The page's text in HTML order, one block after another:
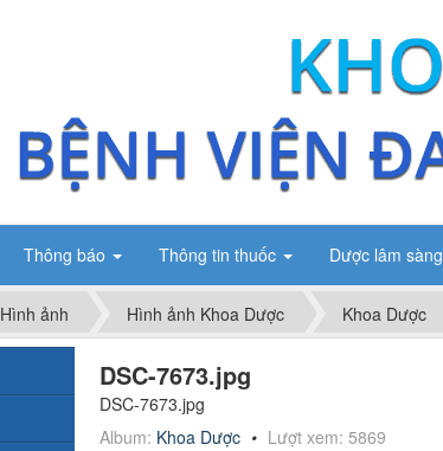
Thông báo Thông tin thuốc Dược lâm sàng
Hình ảnh Hình ảnh Khoa Dược Khoa Dược
DSC-7673.jpg
DSC-7673.jpg
Album: Khoa Dược Lượt xem: 5869